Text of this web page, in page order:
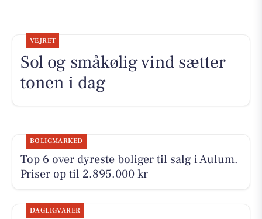
VEJRET
Sol og småkølig vind sætter
tonen i dag
BOLIGMARKED
Top 6 over dyreste boliger til salg i Aulum.
Priser op til 2.895.000 kr
DAGLIGVARER